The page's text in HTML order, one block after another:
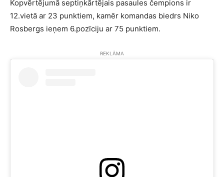
Kopvērtējumā septiņkārtējais pasaules čempions ir
12.vietā ar 23 punktiem, kamēr komandas biedrs Niko
Rosbergs ieņem 6.pozīciju ar 75 punktiem.
REKLĀMA